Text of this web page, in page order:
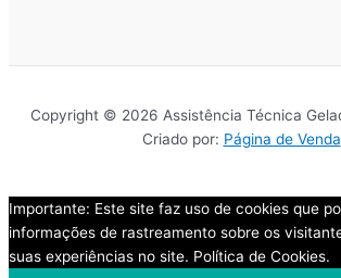
Copyright © 2026 Assistência Técnica
Criado por: Página de Venda
Importante: Este site faz uso de cookies que
informações de rastreamento sobre os
suas experiências no site. Política de Cookies.